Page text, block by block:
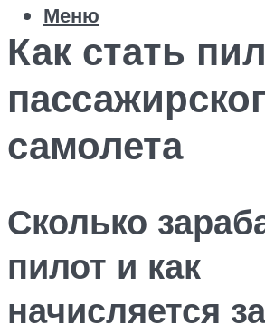
Меню
Как стать
самолета
Сколько
пилот и как
начисляется